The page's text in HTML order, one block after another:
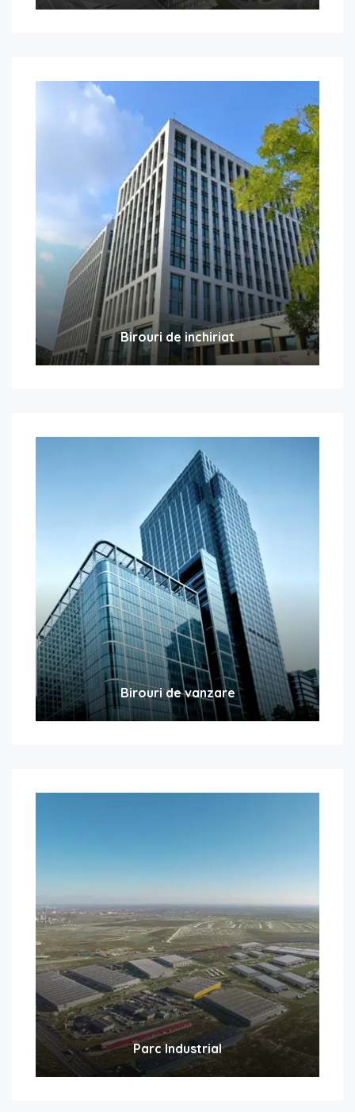
Birouri de inchiriat
Birouri de vanzare
Parc Industrial